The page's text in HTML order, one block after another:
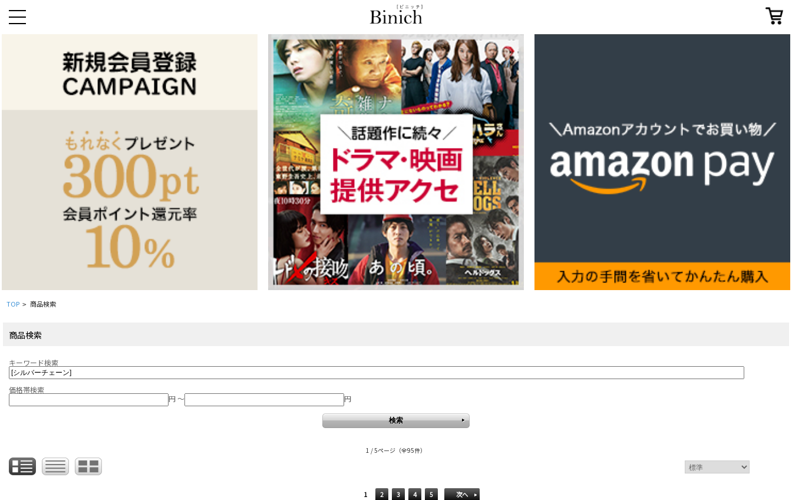
TOP > 商品検索
商品検索
キーワード検索
価格帯検索
円 ～
円
1 / 5ページ （全95件）
1 2 3 4 5 次へ